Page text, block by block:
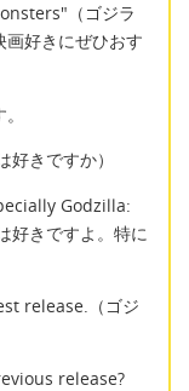
（ゴジラ
画好きにぜひおす
きですか）
Godzilla:
きですよ。特に
release.（ゴジ
release?